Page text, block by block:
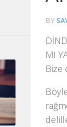
BY
MI
Bize